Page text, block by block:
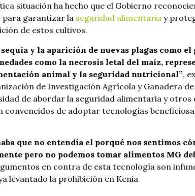
situación ha hecho que el Gobierno
para garantizar la seguridad alimentaria y
de estos cultivos.
y la aparición de nuevas plagas como el
como la necrosis letal del maíz,
animal y la seguridad nutricional”,
de Investigación Agrícola y Ganadera de
de abordar la seguridad alimentaria y otros
de adoptar tecnologías
que no entendía el porqué nos sentimos
pero no podemos tomar alimentos MG
en contra de esta tecnología son
levantado la prohibición en Kenia